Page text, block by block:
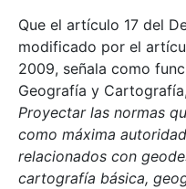
Que el artículo 17 del
modificado por el
2009, señala como
Geografía y
Proyectar las normas
como máxima
relacionados con
cartografía básica,